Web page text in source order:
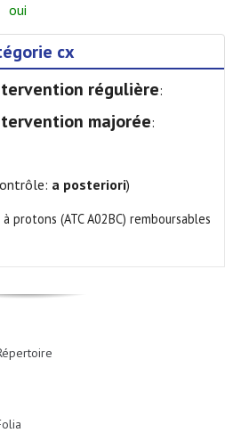
oui
cx
régulière:
majorée:
a posteriori)
protons (ATC A02BC) remboursables